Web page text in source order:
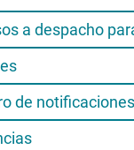
a despacho
de